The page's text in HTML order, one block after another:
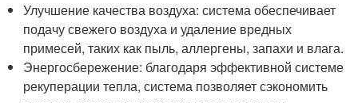
Улучшение качества воздуха: система обеспечивает
подачу свежего воздуха и удаление вредных
примесей, таких как пыль, аллергены, запахи и влага.
Энергосбережение: благодаря эффективной системе
рекуперации тепла, система позволяет сэкономить